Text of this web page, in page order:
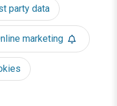
party data
marketing